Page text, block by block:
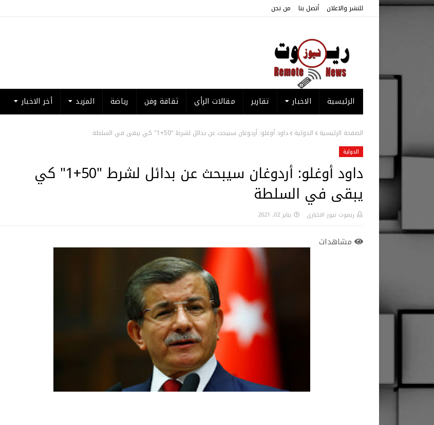
للنشر والاعلان أتصل بنا من نحن
الرئيسية الاخبار تقارير مقالات الرأي ثقافة وفن رياضة المزيد أخر الاخبار
الصفحة الرئيسية الدولية داود أوغلو: أردوغان سيبحث عن بدائل لشرط "50+1" كي يبقى في السلطة
الدولية
داود أوغلو: أردوغان سيبحث عن بدائل لشرط "50+1" كي
يبقى في السلطة
ريموت نيوز الاخباري يناير 02, 2021
مشاهدات